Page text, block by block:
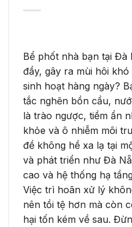
Bể phốt nhà bạn tại Đà
đầy, gây ra mùi hôi
sinh hoạt hàng ngày?
tắc nghẽn bồn cầu,
là trào ngược, tiềm ẩn
khỏe và ô nhiễm môi
đề không hề xa lạ tại
và phát triển như Đà
cao và hệ thống hạ
Việc trì hoãn xử lý
nên tồi tệ hơn mà còn
hại tốn kém về sau.